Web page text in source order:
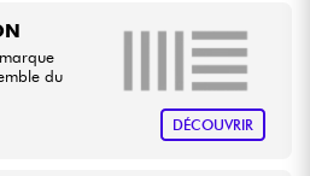
GUITAR LEGEND
L'AMPLI BY Star' SMusic
SMusic
du
DÉCOUVRIR